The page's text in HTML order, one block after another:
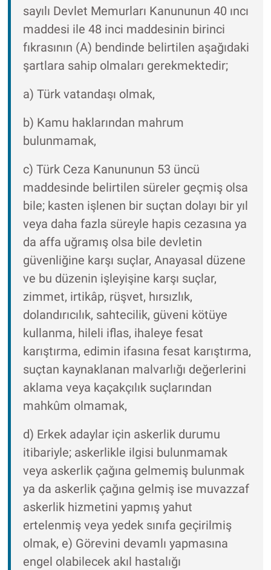
sayılı Devlet Memurları Kanununun 40 ıncı
maddesi ile 48 inci maddesinin birinci
fıkrasının (A) bendinde belirtilen aşağıdaki
şartlara sahip olmaları gerekmektedir;
a) Türk vatandaşı olmak,
b) Kamu haklarından mahrum
bulunmamak,
c) Türk Ceza Kanununun 53 üncü
maddesinde belirtilen süreler geçmiş olsa
bile; kasten işlenen bir suçtan dolayı bir yıl
veya daha fazla süreyle hapis cezasına ya
da affa uğramış olsa bile devletin
güvenliğine karşı suçlar, Anayasal düzene
ve bu düzenin işleyişine karşı suçlar,
zimmet, irtikâp, rüşvet, hırsızlık,
dolandırıcılık, sahtecilik, güveni kötüye
kullanma, hileli iflas, ihaleye fesat
karıştırma, edimin ifasına fesat karıştırma,
suçtan kaynaklanan malvarlığı değerlerini
aklama veya kaçakçılık suçlarından
mahkûm olmamak,
d) Erkek adaylar için askerlik durumu
itibariyle; askerlikle ilgisi bulunmamak
veya askerlik çağına gelmemiş bulunmak
ya da askerlik çağına gelmiş ise muvazzaf
askerlik hizmetini yapmış yahut
ertelenmiş veya yedek sınıfa geçirilmiş
olmak, e) Görevini devamlı yapmasına
engel olabilecek akıl hastalığı